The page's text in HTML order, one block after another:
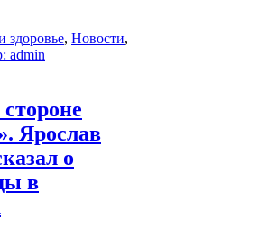
здоровье, Новости,
admin
Ярослав
о
в